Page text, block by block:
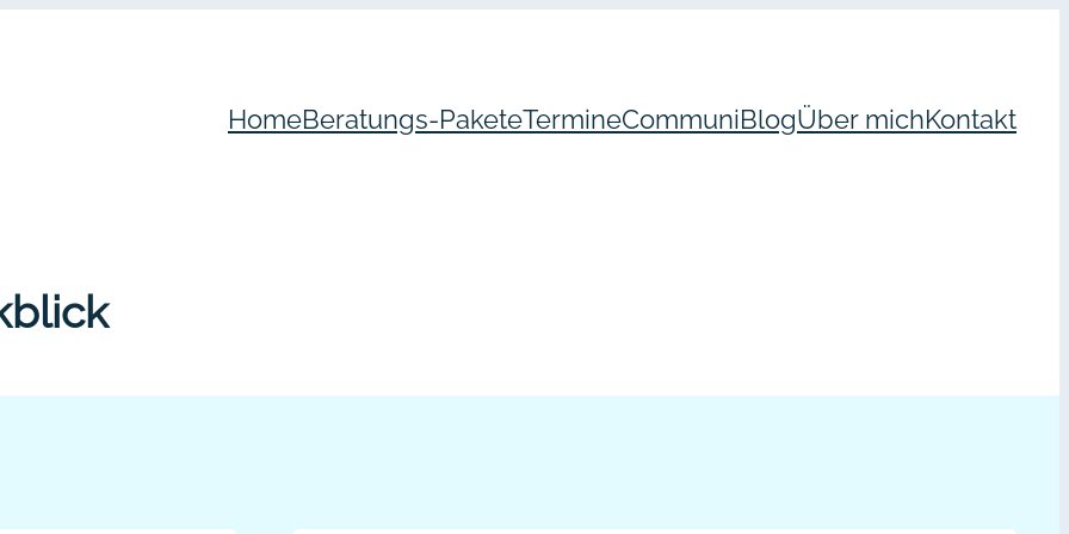
HomeBeratungs-PaketeTermineCommuniBlogÜber michKontakt